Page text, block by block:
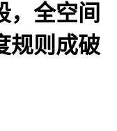
，全空间
规则成破